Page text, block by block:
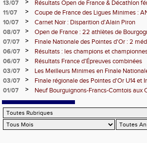
13/07
>
Résultats Open de France & Décathlon
Bourguignons-Francs-Comtois sur le
11/07 >
Coupe de France des Ligues Minimes :
10/07
>
Carnet Noir : Disparition d'Alain Piron
08/07
>
Open de France : 22 athlètes de
clubs) engagés
07/07 >
Finale Nationale des Pointes d'Or : 2
DUC
06/07 >
Résultats : les champions et
Dijon
06/07 >
Résultats France d'Épreuves combinées
03/07
>
Les Meilleurs Minimes en Finale
03/07
>
Finale régionale des Pointes d'Or U14 et
01/07
>
Neuf Bourguignons-Francs-Comtois aux